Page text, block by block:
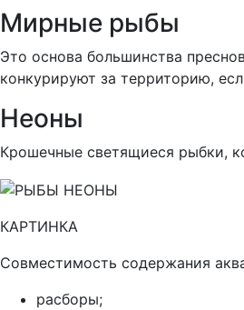
Мирные рыбы
Это основа большинства
конкурируют за территорию,
Неоны
Крошечные светящиеся рыбки,
КАРТИНКА
Совместимость содержания
расборы;